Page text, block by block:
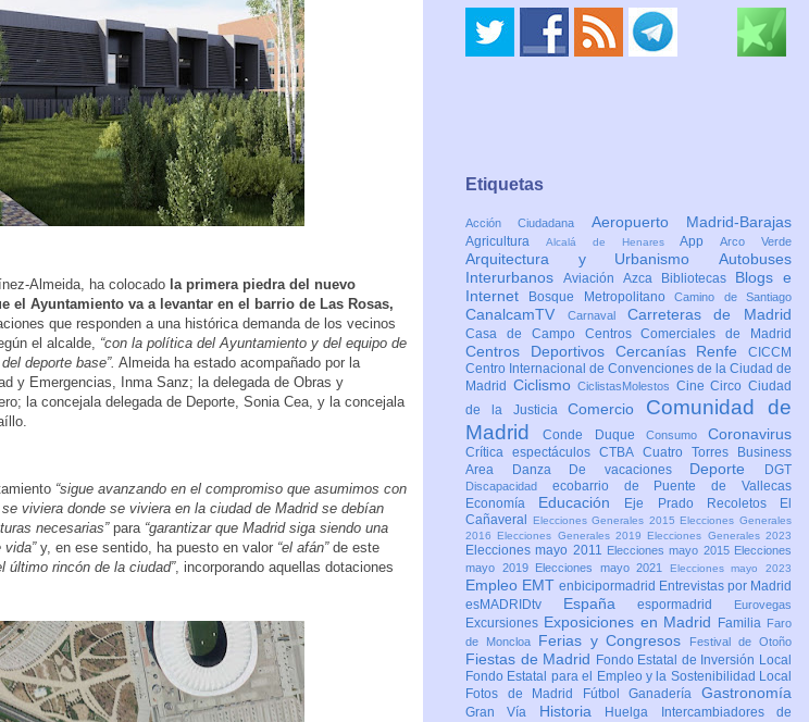
Almeida, ha colocado la primera piedra del nuevo
el Ayuntamiento va a levantar en el barrio de Las Rosas,
que responden a una histórica demanda de los vecinos
el alcalde, “con la política del Ayuntamiento y del equipo de
deporte base”. Almeida ha estado acompañado por la
y Emergencias, Inma Sanz; la delegada de Obras y
la concejala delegada de Deporte, Sonia Cea, y la concejala
“sigue avanzando en el compromiso que asumimos con
viviera donde se viviera en la ciudad de Madrid se debían
necesarias”para “garantizar que Madrid siga siendo una
y, en ese sentido, ha puesto en valor “el afán” de este
último rincón de la ciudad”, incorporando aquellas dotaciones
Etiquetas
Acción Ciudadana Aeropuerto Madrid-Barajas
Agricultura Alcalá de HenaresAppArco Verde
Arquitectura y Urbanismo Autobuses
Interurbanos Aviación Azca Bibliotecas Blogs e
Internet
Bosque MetropolitanoCamino de Santiago
CanalcamTV Carnaval Carreteras de Madrid
Casa de Campo Centros Comerciales de Madrid
Centros Deportivos Cercanías Renfe CICCM
Centro Internacional de Convenciones de la Ciudad de
Madrid CiclismoCiclistasMolestos CineCircoCiudad
de la JusticiaComercio Comunidad de
MadridConde Duque Consumo Coronavirus
Crítica espectáculosCTBA Cuatro Torres Business
Area
Danza De vacaciones Deporte DGT
Discapacidad ecobarrio de Puente de Vallecas
Economía Educación Eje Prado Recoletos
El
Cañaveral
Elecciones Generales 2015 Elecciones Generales
2016 Elecciones Generales 2019 Elecciones Generales 2023
Elecciones mayo 2011 Elecciones mayo 2015 Elecciones
mayo 2019
Elecciones mayo 2021 Elecciones mayo 2023
Empleo EMT enbicipormadrid Entrevistas por Madrid
esMADRIDtv Españaespormadrid Eurovegas
Excursiones Exposiciones en Madrid Familia Faro
de Moncloa
Ferias y Congresos Festival de Otoño
Fiestas de Madrid Fondo Estatal de Inversión Local
Fondo Estatal para el Empleo y la Sostenibilidad Local
Fotos de Madrid
FútbolGanaderíaGastronomía
Gran Vía Historia Huelga
Intercambiadores de